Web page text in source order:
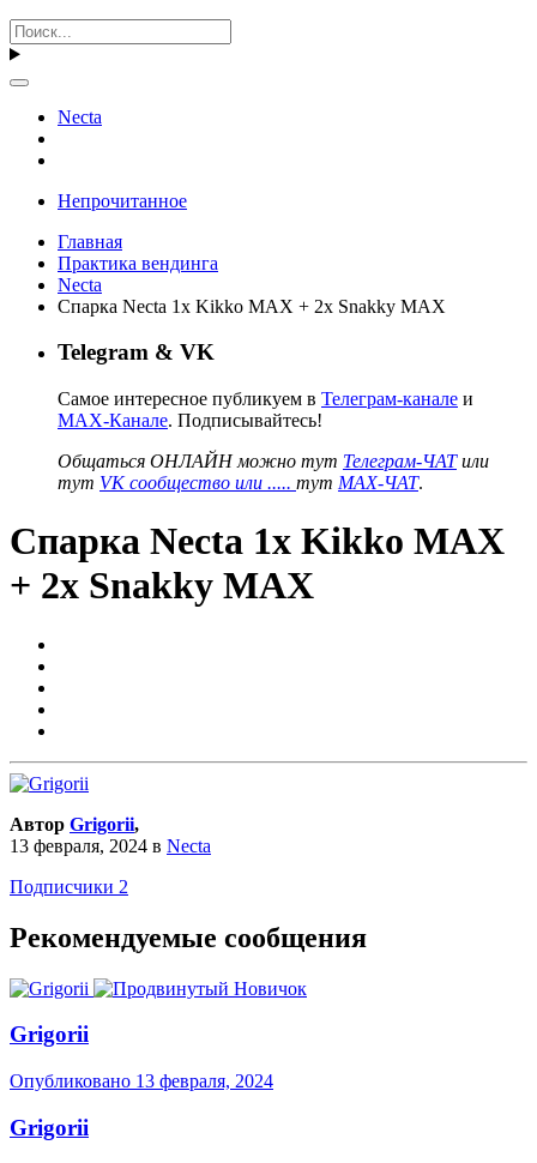
Necta
Непрочитанное
Главная
Практика вендинга
Necta
Спарка Necta 1х Kikko MAX + 2x Snakky MAX
Telegram & VK
Самое интересное публикуем в Телеграм-канале и
MAX-Канале. Подписывайтесь!
Общаться ОНЛАЙН можно тут Телеграм-ЧАТили
тут VK сообщество или ..... тут MAX-ЧАТ.
Спарка Necta 1х Kikko MAX
+ 2x Snakky MAX
Автор Grigorii,
13 февраля, 2024 в Necta
Подписчики 2
Рекомендуемые сообщения
Grigorii
Опубликовано 13 февраля, 2024
Grigorii